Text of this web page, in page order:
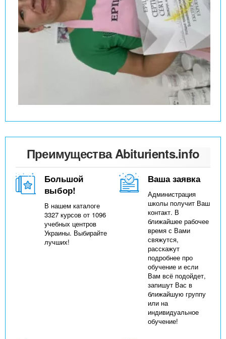
Преимущества Abiturients.info
Большой
выбор!
В нашем каталоге
3327 курсов от 1096
учебных центров
Украины. Выбирайте
лучших!
Ваша заявка
Администрация
школы получит Ваш
контакт. В
ближайшее рабочее
время с Вами
свяжутся,
расскажут
подробнее про
обучение и если
Вам всё подойдет,
запишут Вас в
ближайшую группу
или на
индивидуальное
обучение!